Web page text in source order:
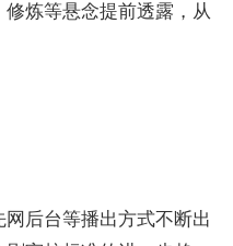
炼等悬念提前透露，从
后台等播出方式不断出